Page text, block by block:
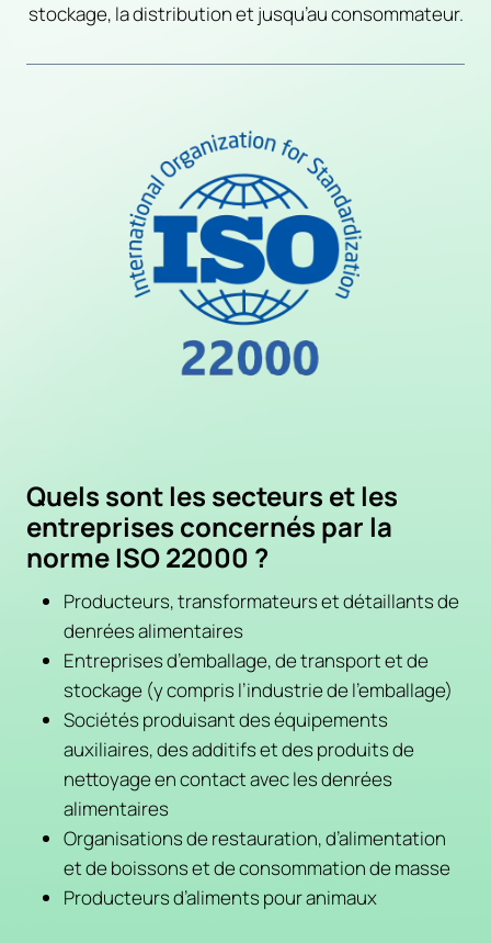
stockage, la distribution et jusqu’au consommateur.
Quels sont les secteurs et les
entreprises concernés par la
norme ISO 22000 ?
Producteurs, transformateurs et détaillants de
denrées alimentaires
Entreprises d’emballage, de transport et de
stockage (y compris l’industrie de l’emballage)
Sociétés produisant des équipements
auxiliaires, des additifs et des produits de
nettoyage en contact avec les denrées
alimentaires
Organisations de restauration, d’alimentation
et de boissons et de consommation de masse
Producteurs d’aliments pour animaux